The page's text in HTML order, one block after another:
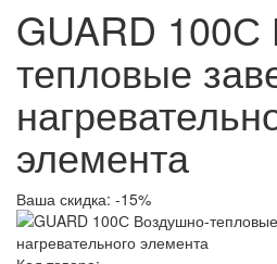
GUARD
тепловые
элемента
Ваша скидка: -15%